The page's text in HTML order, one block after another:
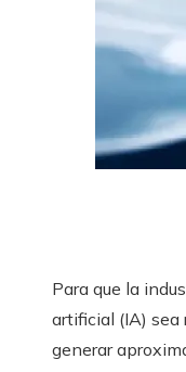
Para que la
artificial (IA)
generar